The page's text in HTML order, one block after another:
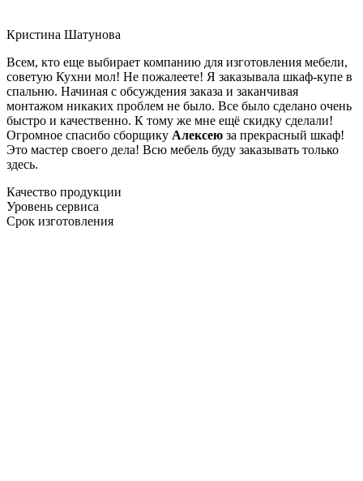
Кристина Шатунова
Всем, кто еще выбирает компанию для изготовления мебели,
советую Кухни мол! Не пожалеете! Я заказывала шкаф-купе в
спальню. Начиная с обсуждения заказа и заканчивая
монтажом никаких проблем не было. Все было сделано очень
быстро и качественно. К тому же мне ещё скидку сделали!
Огромное спасибо сборщику Алексею за прекрасный шкаф!
Это мастер своего дела! Всю мебель буду заказывать только
здесь.
Качество продукции
Уровень сервиса
Срок изготовления